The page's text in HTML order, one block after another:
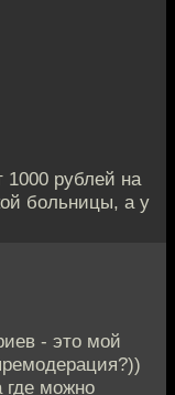
рублей на
больницы, а у
- это мой
где можно